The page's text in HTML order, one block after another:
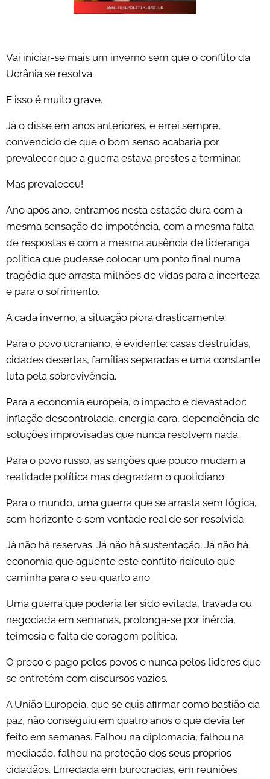
Vai iniciar-se mais um inverno sem que o conflito da
Ucrânia se resolva.
E isso é muito grave.
Já o disse em anos anteriores, e errei sempre,
convencido de que o bom senso acabaria por
prevalecer que a guerra estava prestes a terminar.
Mas prevaleceu!
Ano após ano, entramos nesta estação dura com a
mesma sensação de impotência, com a mesma falta
de respostas e com a mesma ausência de liderança
política que pudesse colocar um ponto final numa
tragédia que arrasta milhões de vidas para a incerteza
e para o sofrimento.
A cada inverno, a situação piora drasticamente.
Para o povo ucraniano, é evidente: casas destruídas,
cidades desertas, famílias separadas e uma constante
luta pela sobrevivência.
Para a economia europeia, o impacto é devastador:
inflação descontrolada, energia cara, dependência de
soluções improvisadas que nunca resolvem nada.
Para o povo russo, as sanções que pouco mudam a
realidade política mas degradam o quotidiano.
Para o mundo, uma guerra que se arrasta sem lógica,
sem horizonte e sem vontade real de ser resolvida.
Já não há reservas. Já não há sustentação. Já não há
economia que aguente este conflito ridículo que
caminha para o seu quarto ano.
Uma guerra que poderia ter sido evitada, travada ou
negociada em semanas, prolonga-se por inércia,
teimosia e falta de coragem política.
O preço é pago pelos povos e nunca pelos líderes que
se entretêm com discursos vazios.
A União Europeia, que se quis afirmar como bastião da
paz, não conseguiu em quatro anos o que devia ter
feito em semanas. Falhou na diplomacia, falhou na
mediação, falhou na proteção dos seus próprios
cidadãos. Enredada em burocracias, em reuniões